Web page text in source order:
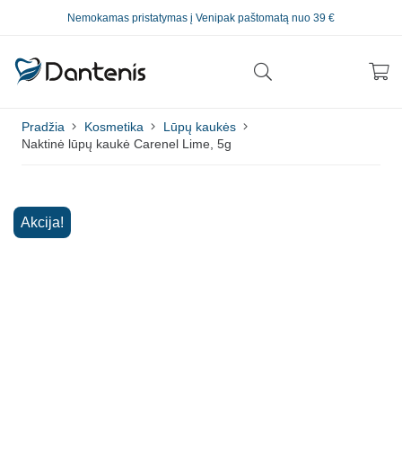
Nemokamas pristatymas į Venipak paštomatą nuo 39 €
Pradžia Kosmetika
Lūpų kaukės
Naktinė lūpų kaukė Carenel Lime, 5g
Akcija!